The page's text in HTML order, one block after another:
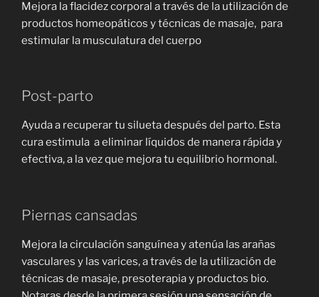
Mejora la flacidez corporal a través de la utilización de
productos homeopáticos y técnicas de masaje, para
estimular la musculatura del cuerpo
Post-parto
Ayuda a recuperar tu silueta después del parto. Esta
cura estimula a eliminar líquidos de manera rápida y
efectiva, a la vez que mejora tu equilibrio hormonal.
Piernas cansadas
Mejora la circulación sanguínea y atenúa las arañas
vasculares y las varices, a través de la utilización de
técnicas de masaje, presoterapia y productos bio.